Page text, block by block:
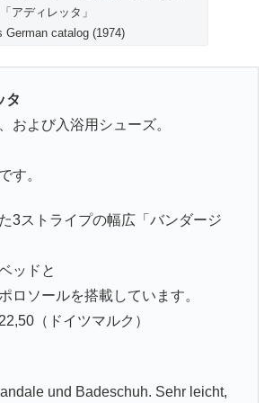
「アディレッタ」
German catalog (1974)
タ
および入浴用シューズ。
す。
3ストライプの幅広「バンダージ
ッドと
ロソールを搭載しています。
（ドイツマルク）
und Badeschuh. Sehr leicht,